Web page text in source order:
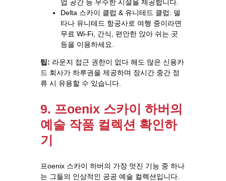
업 공간 등 우수한 시설을 제공합니다.
Delta 스카이 클럽 & 유니테드 클럽: 델
타나 유니테드 항공사로 여행 중이라면
무료 Wi-Fi, 간식, 편안한 앉아 쉬는 곳
등을 이용하세요.
팁: 라운지 접근 권한이 없다 해도 많은 신용카
드 회사가 하루권을 제공하며 장시간 중간 정
류 시 유용할 수 있습니다.
9. 프oenix 스카이 하버의
예술 작품 컬렉션 확인하
기
프oenix 스카이 하버의 가장 멋진 기능 중 하나
는 그들의 인상적인 공공 예술 컬렉션입니다.